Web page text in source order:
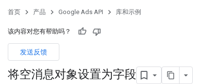
首页 产品 Google Ads API 库和示例
该内容对您有帮助吗？
发送反馈
将空消息对象设置为字段